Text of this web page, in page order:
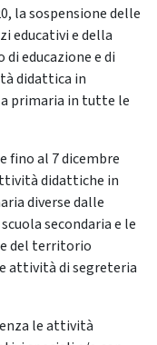
la sospensione delle
educativi e della
educazione e di
didattica in
primaria in tutte le
fino al 7 dicembre
didattiche in
diverse dalle
secondaria e le
del territorio
attività di segreteria
le attività